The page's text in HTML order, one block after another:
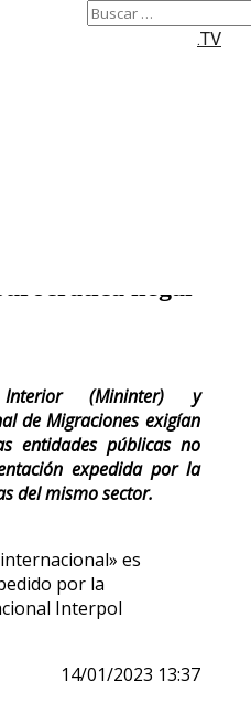
Buscar:
.TV
canje internacional para
es barrera
de canje
nacionalidad
(Mininter) y
de Migraciones exigían
entidades públicas no
expedida por la
del mismo sector.
es
por la
Interpol
14/01/2023 13:37